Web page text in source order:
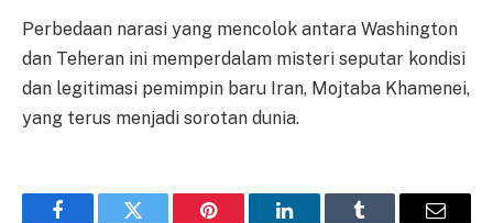
Perbedaan narasi yang mencolok antara Washington
dan Teheran ini memperdalam misteri seputar kondisi
dan legitimasi pemimpin baru Iran, Mojtaba Khamenei,
yang terus menjadi sorotan dunia.